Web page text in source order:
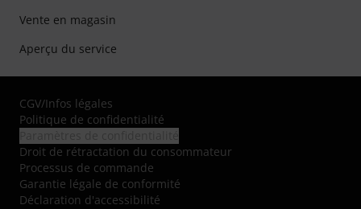
Vente en magasin
Aperçu du service
CGV/Infos légales
Politique de confidentialité
Droit de rétractation du consommateur
Processus de commande
Garantie légale de conformité
Déclaration d'accessibilité